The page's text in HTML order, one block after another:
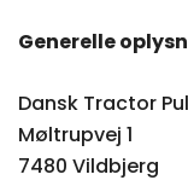
Generelle
Dansk Tractor
Møltrupvej 1
7480 Vildbjerg